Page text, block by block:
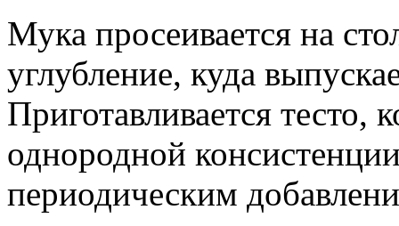
Мука просеивается на
углубление, куда
Приготавливается тесто,
однородной
периодическим